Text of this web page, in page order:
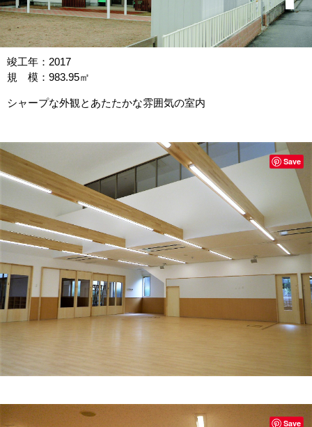
竣工年：2017
規 模：983.95㎡
シャープな外観とあたたかな雰囲気の室内
Save
Save